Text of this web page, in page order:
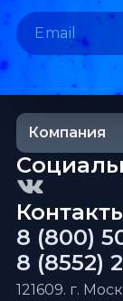
Компания
8 (800)
8 (8552)
121609. г.